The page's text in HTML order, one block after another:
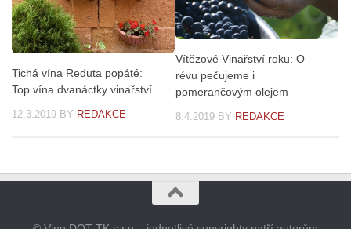
Tichá vína Reduta popáté:
Top vína dvanáctky vinařství
12.3.2019 BY REDAKCE
Vítězové Vinařství roku: O
révu pečujeme i
pomerančovým olejem
8.4.2019 BY REDAKCE